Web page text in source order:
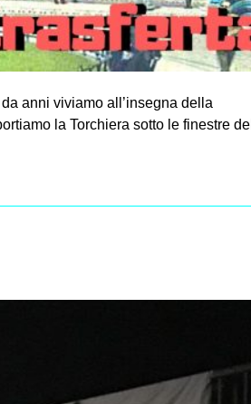
anni viviamo all’insegna della
la Torchiera sotto le finestre del